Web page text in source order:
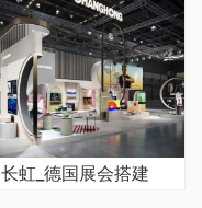
长虹_德国展会搭建